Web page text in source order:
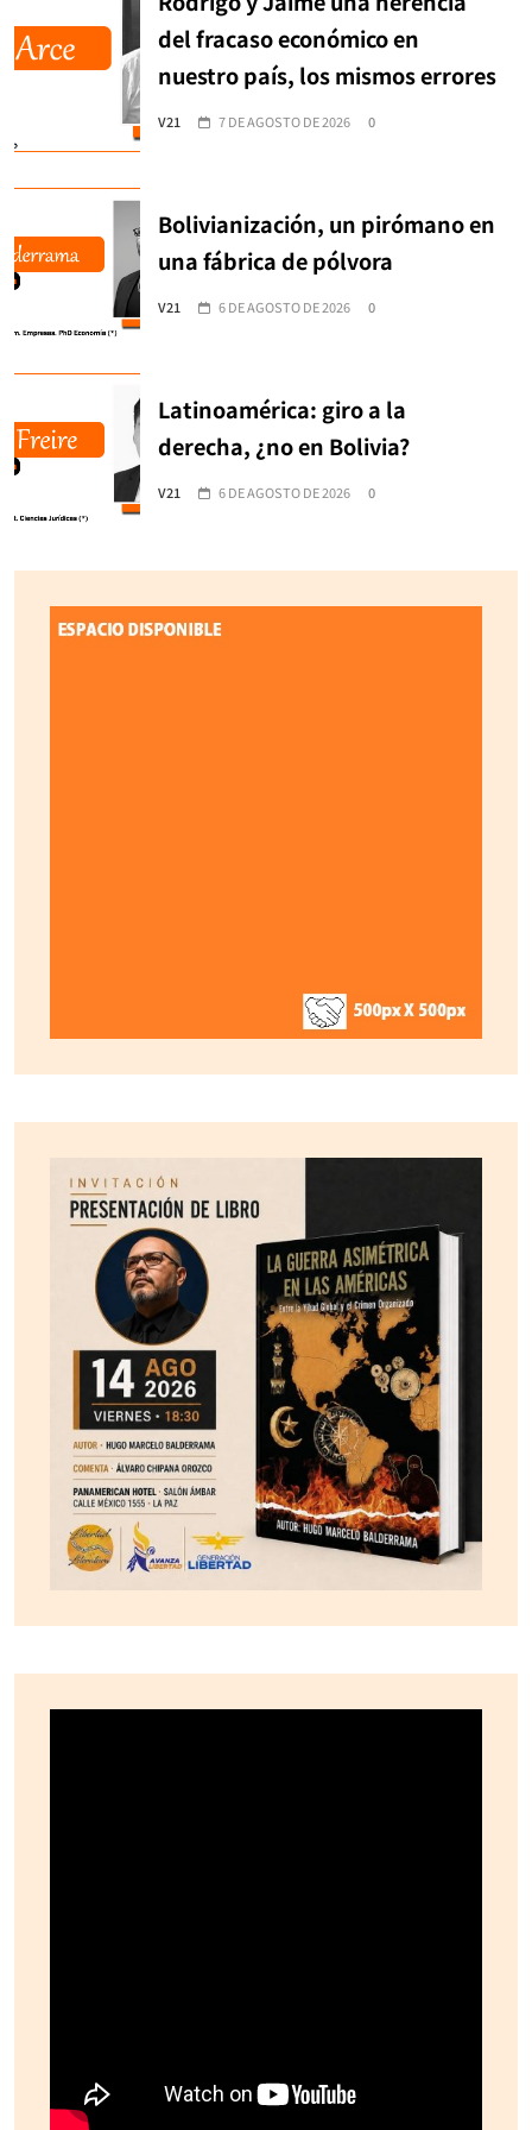
del fracaso económico en
nuestro país, los mismos errores
V21 7 DE AGOSTO DE 2026 0
Bolivianización, un pirómano en
una fábrica de pólvora
V21 6 DE AGOSTO DE 2026 0
Latinoamérica: giro a la
derecha, ¿no en Bolivia?
V21 6 DE AGOSTO DE 2026 0